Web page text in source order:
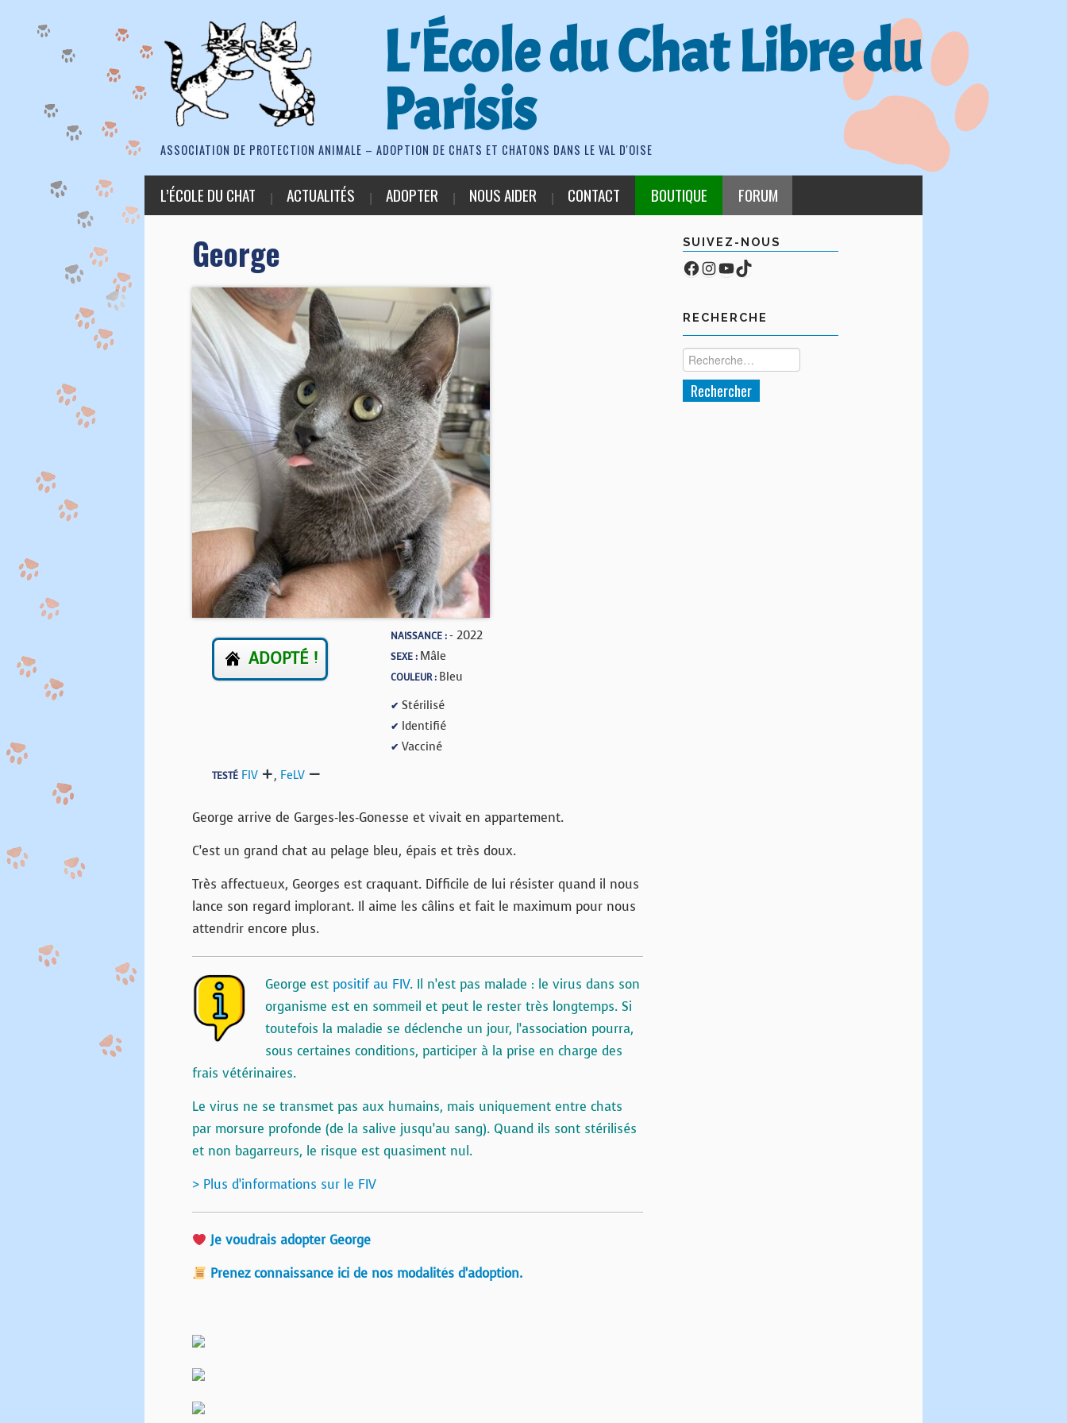
L'École du Chat Libre du
Parisis
ASSOCIATION DE PROTECTION ANIMALE – ADOPTION DE CHATS ET CHATONS DANS LE VAL D'OISE
L’ÉCOLE DU CHAT ACTUALITÉS ADOPTER NOUS AIDER CONTACT BOUTIQUE FORUM
George
ADOPTÉ !
NAISSANCE :- 2022
SEXE : Mâle
COULEUR : Bleu
✔ Stérilisé
✔ Identifié
✔ Vacciné
TESTÉ FIV , FeLV
George arrive de Garges-les-Gonesse et vivait en appartement.
C’est un grand chat au pelage bleu, épais et très doux.
Très affectueux, Georges est craquant. Difficile de lui résister quand il nous
lance son regard implorant. Il aime les câlins et fait le maximum pour nous
attendrir encore plus.
George est positif au FIV. Il n’est pas malade : le virus dans son
organisme est en sommeil et peut le rester très longtemps. Si
toutefois la maladie se déclenche un jour, l’association pourra,
sous certaines conditions, participer à la prise en charge des
frais vétérinaires.
Le virus ne se transmet pas aux humains, mais uniquement entre chats
par morsure profonde (de la salive jusqu’au sang). Quand ils sont stérilisés
et non bagarreurs, le risque est quasiment nul.
> Plus d’informations sur le FIV
Je voudrais adopter George
Prenez connaissance ici de nos modalités d’adoption.
SUIVEZ-NOUS
Facebook
Compte Instagram
YouTube
TikTok
RECHERCHE